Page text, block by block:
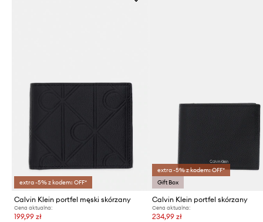
extra -5% z kodem: OFF*
Calvin Klein portfel męski skórzany
Cena aktualna:
199,99 zł
extra -5% z kodem: OFF*
Gift Box
Calvin Klein portfel skórzany
Cena aktualna:
234,99 zł